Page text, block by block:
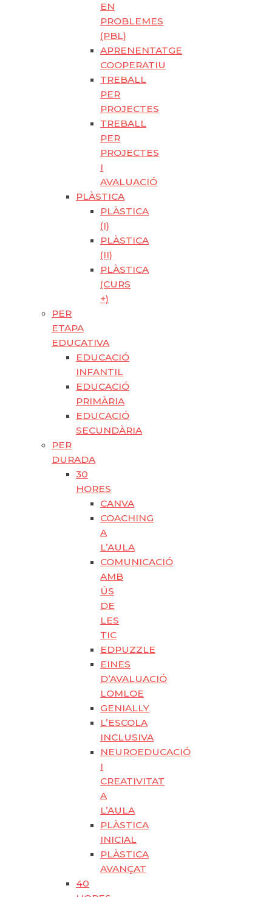
EN
PROBLEMES
(PBL)
APRENENTATGE
COOPERATIU
TREBALL
PER
PROJECTES
TREBALL
PER
PROJECTES
I
AVALUACIÓ
PLÀSTICA
PLÀSTICA
(I)
PLÀSTICA
(II)
PLÀSTICA
(CURS
+)
PER
ETAPA
EDUCATIVA
EDUCACIÓ
INFANTIL
EDUCACIÓ
PRIMÀRIA
EDUCACIÓ
SECUNDÀRIA
PER
DURADA
30
HORES
CANVA
COACHING
A
L’AULA
COMUNICACIÓ
AMB
ÚS
DE
LES
TIC
EDPUZZLE
EINES
D’AVALUACIÓ
LOMLOE
GENIALLY
L’ESCOLA
INCLUSIVA
NEUROEDUCACIÓ
I
CREATIVITAT
A
L’AULA
PLÀSTICA
INICIAL
PLÀSTICA
AVANÇAT
40